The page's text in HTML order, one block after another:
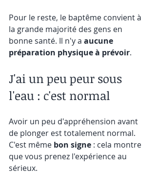
Pour le reste, le baptême convient à
la grande majorité des gens en
bonne santé. Il n'y a aucune
préparation physique à prévoir.
J'ai un peu peur sous
l'eau : c'est normal
Avoir un peu d'appréhension avant
de plonger est totalement normal.
C'est même bon signe : cela montre
que vous prenez l'expérience au
sérieux.